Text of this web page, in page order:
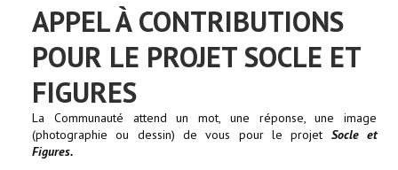
APPEL À CONTRIBUTIONS
POUR LE PROJET SOCLE ET
FIGURES
La Communauté attend un mot, une réponse, une image
(photographie ou dessin) de vous pour le projet Socle et
Figures.